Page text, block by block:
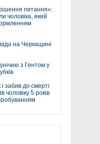
питання»:
чоловіка, який
на Черкащині
з Гентом у
забив до смерті
5 років